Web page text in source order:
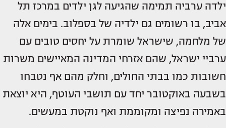
ילדה ערביה תמימה שהגיעה לגן ילדים במרכז תל
אביב, בו רשומים גם ילדיה של בספלוב. בימים אלה
של מלחמה, שישראל שומרת על יחסים טובים עם
ערביי ישראל, שהם אזרחי המדינה המאיישים משרות
חשובות כמו בבתי החולים, וחלק מהם אף נטבחו
בשבעה באוקטובר יחד עם תושבי העוטף, היא יוצאת
באמירה נפיצה ומקוממת ואף נוקטת במעשים.